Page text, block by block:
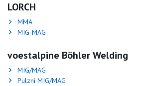
LORCH
MMA
MIG-MAG
voestalpine Böhler Welding
MIG/MAG
Pulzní MIG/MAG